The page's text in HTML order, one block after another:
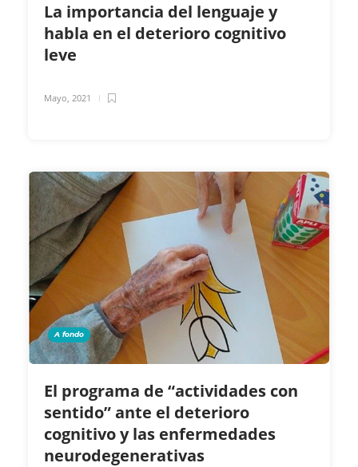
La importancia del lenguaje y
habla en el deterioro cognitivo
leve
Mayo, 2021
A fondo
El programa de “actividades con
sentido” ante el deterioro
cognitivo y las enfermedades
neurodegenerativas